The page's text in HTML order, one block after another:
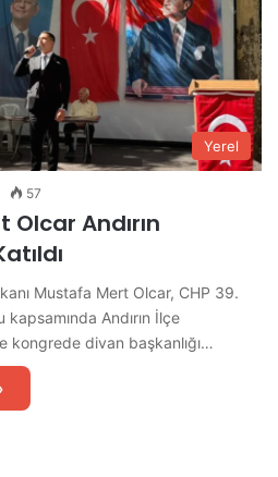
Yerel
57
Andırın
Mustafa Mert Olcar, CHP 39.
Andırın İlçe
kongrede divan başkanlığı…